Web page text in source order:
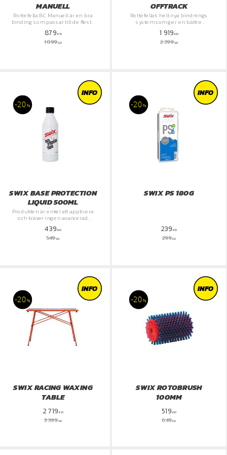
MANUELL
Rottefella BC Manuell är en bra
binding som passar till de flesta
879KR
1 099KR
OFFTRACK
Rottefella's helt nya bindnings
system som ger en bättre
skidupplevelse
1 919KR
2 399KR
SWIX BASE PROTECTION
LIQUID 500ML
Produkten är enkel att applicera
och kräver ingen avancerad
439KR
549KR
20 %
INFO
SWIX PS 180G
239KR
299KR
20 %
INFO
SWIX RACING WAXING
TABLE
2 719KR
3 399KR
20 %
INFO
SWIX ROTOBRUSH
100MM
519KR
649KR
20 %
INFO